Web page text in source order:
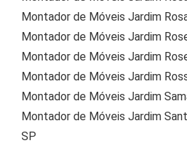
Montador de Móveis Jardim
Montador de Móveis Jardim
Montador de Móveis Jardim
Montador de Móveis Jardim
Montador de Móveis Jardim
Montador de Móveis Jardim
SP